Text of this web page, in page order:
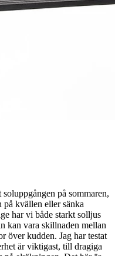
på sommaren,
på kvällen eller sänka
har vi både starkt solljus
kan vara skillnaden mellan
över kudden. Jag har testat
är viktigast, till dragiga